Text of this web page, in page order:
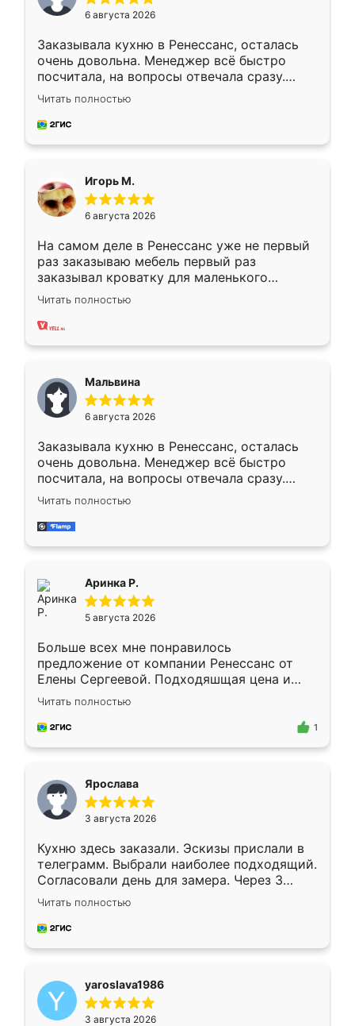
6 августа 2026
Заказывала кухню в Ренессанс, осталась
очень довольна. Менеджер всё быстро
посчитала, на вопросы отвечала сразу.
Замерщик приехал в субботу, подошёл к
делу со всей ответственностью. Собрали
за день, ребята работали аккуратно, даже
Читать полностью
Игорь М.
6 августа 2026
На самом деле в Ренессанс уже не первый
раз заказываю мебель первый раз
заказывал кроватку для маленького
ребёнка при его рождении ,во второй раз
заказал шкаф-купе. По качеству очень
хорошее сборка достаточно быстрая,
меньше, здесь же он более разнообразный.
Мне нравится ,если что-то потребуется из
мебели буду заказывать только здесь.
Читать полностью
Мальвина
6 августа 2026
Заказывала кухню в Ренессанс, осталась
очень довольна. Менеджер всё быстро
посчитала, на вопросы отвечала сразу.
Замерщик приехал в субботу, подошёл к
делу со всей ответственностью. Собрали
за день, ребята работали аккуратно, даже
Читать полностью
Аринка Р.
5 августа 2026
Больше всех мне понравилось
предложение от компании Ренессанс от
Елены Сергеевой. Подходяшщая цена и
короткие сроки изготовления. Приехавший
для замера сотрудник Владислав
предложил по моему эскизу самый
Читать полностью
1
Ярослава
3 августа 2026
Кухню здесь заказали. Эскизы прислали в
телеграмм. Выбрали наиболее подходящий.
Согласовали день для замера. Через 3
недели кухня была уже готова. Остались
довольны работой. Спасибо Ренессанс
мебель за качественную работу!
Читать полностью
yaroslava1986
3 августа 2026